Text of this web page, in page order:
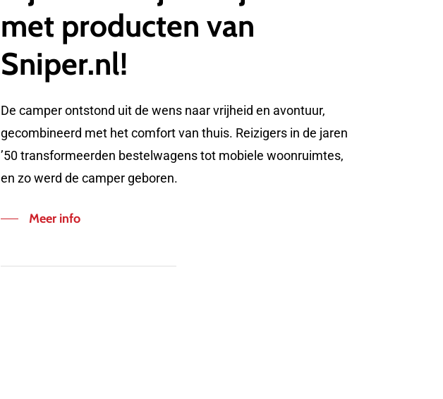
met producten van
Sniper.nl!
De camper ontstond uit de wens naar vrijheid en avontuur,
gecombineerd met het comfort van thuis. Reizigers in de jaren
’50 transformeerden bestelwagens tot mobiele woonruimtes,
en zo werd de camper geboren.
Meer info